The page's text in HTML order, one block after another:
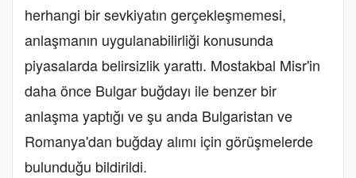
herhangi bir sevkiyatın gerçekleşmemesi,
anlaşmanın uygulanabilirliği konusunda
piyasalarda belirsizlik yarattı. Mostakbal Misr'in
daha önce Bulgar buğdayı ile benzer bir
anlaşma yaptığı ve şu anda Bulgaristan ve
Romanya'dan buğday alımı için görüşmelerde
bulunduğu bildirildi.